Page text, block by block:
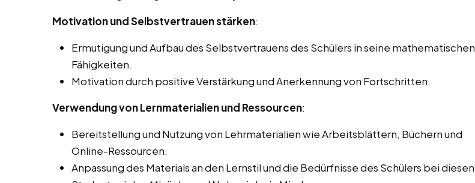
Motivation und Selbstvertrauen stärken:
Ermutigung und Aufbau des Selbstvertrauens des Schülers in seine mathematischen
Fähigkeiten.
Motivation durch positive Verstärkung und Anerkennung von Fortschritten.
Verwendung von Lernmaterialien und Ressourcen:
Bereitstellung und Nutzung von Lehrmaterialien wie Arbeitsblättern, Büchern und
Online-Ressourcen.
Anpassung des Materials an den Lernstil und die Bedürfnisse des Schülers bei diesen